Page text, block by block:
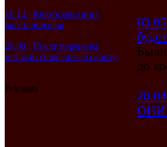
10.12 | Работа магазина
восстановлена
26.09 | После перерыва,
магазин снова начал работу
Реклама
Были
до
ОНИ